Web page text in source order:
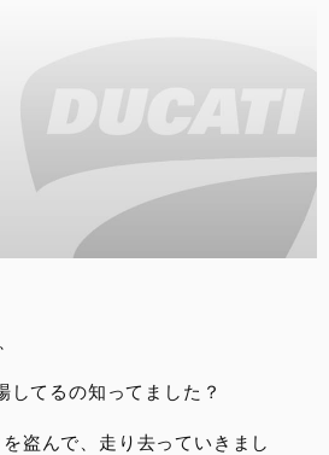
てるの知ってました？
盗んで、走り去っていきまし